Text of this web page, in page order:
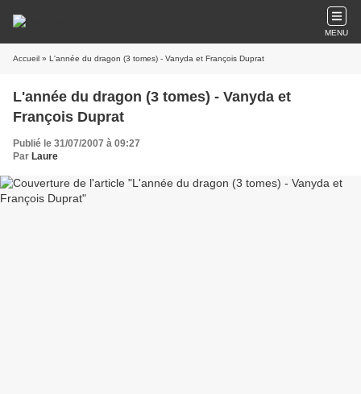
MENU
Accueil » L'année du dragon (3 tomes) - Vanyda et François Duprat
L'année du dragon (3 tomes) - Vanyda et
François Duprat
Publié le 31/07/2007 à 09:27
Par Laure